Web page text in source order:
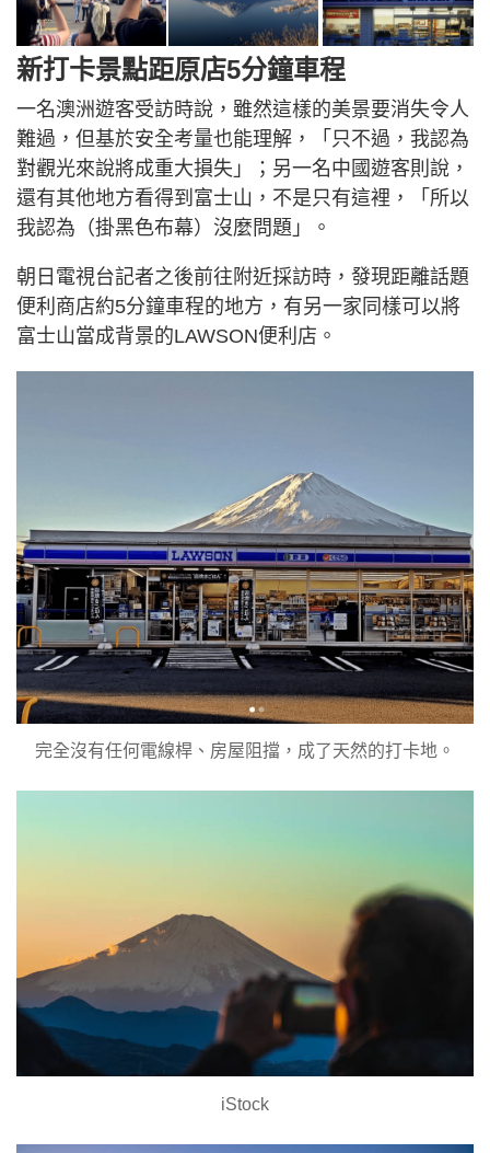
新打卡景點距原店5分鐘車程
一名澳洲遊客受訪時說，雖然這樣的美景要消失令人
難過，但基於安全考量也能理解，「只不過，我認為
對觀光來說將成重大損失」；另一名中國遊客則說，
還有其他地方看得到富士山，不是只有這裡，「所以
我認為（掛黑色布幕）沒麼問題」。
朝日電視台記者之後前往附近採訪時，發現距離話題
便利商店約5分鐘車程的地方，有另一家同樣可以將
富士山當成背景的LAWSON便利店。
完全沒有任何電線桿、房屋阻擋，成了天然的打卡地。
iStock